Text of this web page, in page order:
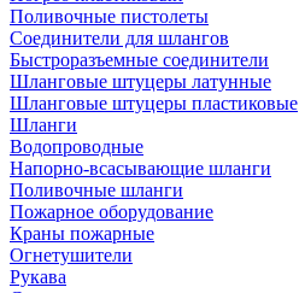
Поливочные пистолеты
Соединители для шлангов
Быстроразъемные соединители
Шланговые штуцеры латунные
Шланговые штуцеры пластиковые
Шланги
Водопроводные
Напорно-всасывающие шланги
Поливочные шланги
Пожарное оборудование
Краны пожарные
Огнетушители
Рукава